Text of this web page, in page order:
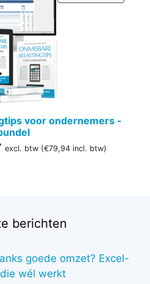
IN
voor ondernemers -
Huidige
excl. btw (€79,94incl. btw)
berichten
goede omzet? Excel-
wél werkt